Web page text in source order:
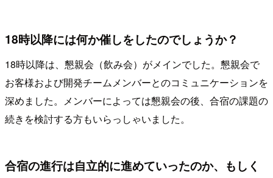
18時以降には何か催しをしたのでしょうか？
18時以降は、懇親会（飲み会）がメインでした。懇親会で
お客様および開発チームメンバーとのコミュニケーションを
深めました。メンバーによっては懇親会の後、合宿の課題の
続きを検討する方もいらっしゃいました。
合宿の進行は自立的に進めていったのか、もしく